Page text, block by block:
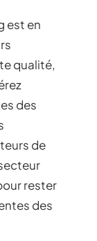
est en
qualité,
des
de
rester
des